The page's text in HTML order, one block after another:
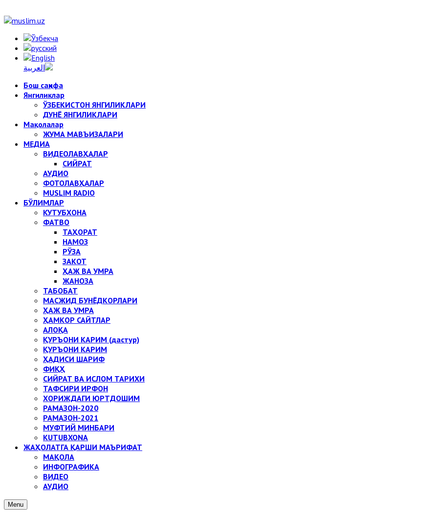
Бош саҳифа
Янгиликлар
ЎЗБЕКИСТОН ЯНГИЛИКЛАРИ
ДУНЁ ЯНГИЛИКЛАРИ
Мақолалар
ЖУМА МАВЪИЗАЛАРИ
МЕДИА
ВИДЕОЛАВҲАЛАР
СИЙРАТ
АУДИО
ФОТОЛАВҲАЛАР
MUSLIM RADIO
БЎЛИМЛАР
КУТУБХОНА
ФАТВО
ТАҲОРАТ
НАМОЗ
РЎЗА
ЗАКОТ
ҲАЖ ВА УМРА
ЖАНОЗА
ТАБОБАТ
МАСЖИД БУНЁДКОРЛАРИ
ҲАЖ ВА УМРА
ҲАМКОР САЙТЛАР
АЛОҚА
ҚУРЪОНИ КАРИМ (дастур)
ҚУРЪОНИ КАРИМ
ҲАДИСИ ШАРИФ
ФИҚҲ
СИЙРАТ ВА ИСЛОМ ТАРИХИ
ТАФСИРИ ИРФОН
ХОРИЖДАГИ ЮРТДОШИМ
РАМАЗОН-2020
РАМАЗОН-2021
МУФТИЙ МИНБАРИ
KUTUBXONA
ЖАҲОЛАТГА ҚАРШИ МАЪРИФАТ
МАҚОЛА
ИНФОГРАФИКА
ВИДЕО
АУДИО
Menu